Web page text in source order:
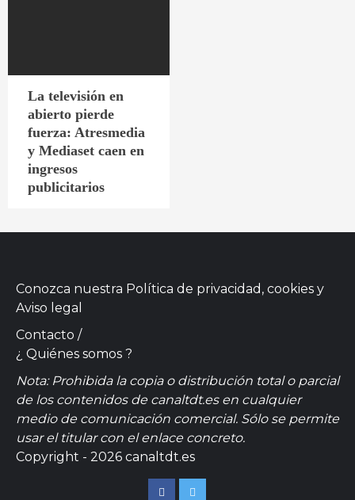
La televisión en
abierto pierde
fuerza: Atresmedia
y Mediaset caen en
ingresos
publicitarios
Conozca nuestra Política de privacidad, cookies y
Aviso legal
Contacto /
¿ Quiénes somos ?
Nota: Prohibida la copia o distribución total o parcial
de los contenidos de canaltdt.es en cualquier
medio de comunicación comercial. Sólo se permite
usar el titular con el enlace concreto.
Copyright - 2026 canaltdt.es
FacebookTwitter